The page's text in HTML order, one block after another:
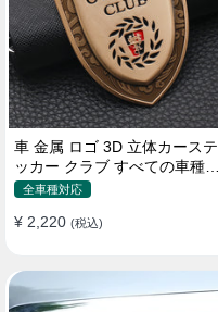
車 金属 ロゴ 3D 立体カーステ
ッカー クラブ すべての車種対
応 カスタム サイドポスト
全車種対応
¥ 2,220 (税込)